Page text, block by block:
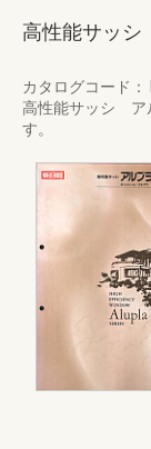
高性能サッ
カタログコード：
高性能サッシ ア
す。